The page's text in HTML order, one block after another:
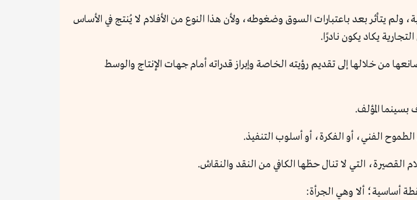
ولم يتأثر بعد باعتبارات السوق وضغوطه، ولأن هذا النوع من الأفلام لا يُنتج في الأساس
يكاد يكون نادرًا.
من خلالها إلى تقديم رؤيته الخاصة وإبراز قدراته أمام جهات الإنتاج والوسط
بسينما المؤلف.
الفني، أو الفكرة، أو أسلوب التنفيذ.
التي لا تنال حظها الكافي من النقد والنقاش.
أساسية؛ ألا وهي الجرأة: